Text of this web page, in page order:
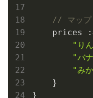
// マップ
prices
"り
"バ
"み
    }
}